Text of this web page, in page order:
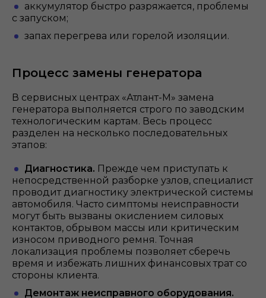
аккумулятор быстро разряжается, проблемы
с запуском;
запах перегрева или горелой изоляции.
Процесс замены генератора
В сервисных центрах «Атлант-М» замена
генератора выполняется строго по заводским
технологическим картам. Весь процесс
разделен на несколько последовательных
этапов:
Диагностика. Прежде чем приступать к
непосредственной разборке узлов, специалист
проводит диагностику электрической системы
автомобиля. Часто симптомы неисправности
могут быть вызваны окислением силовых
контактов, обрывом массы или критическим
износом приводного ремня. Точная
локализация проблемы позволяет сберечь
время и избежать лишних финансовых трат со
стороны клиента.
Демонтаж неисправного оборудования.